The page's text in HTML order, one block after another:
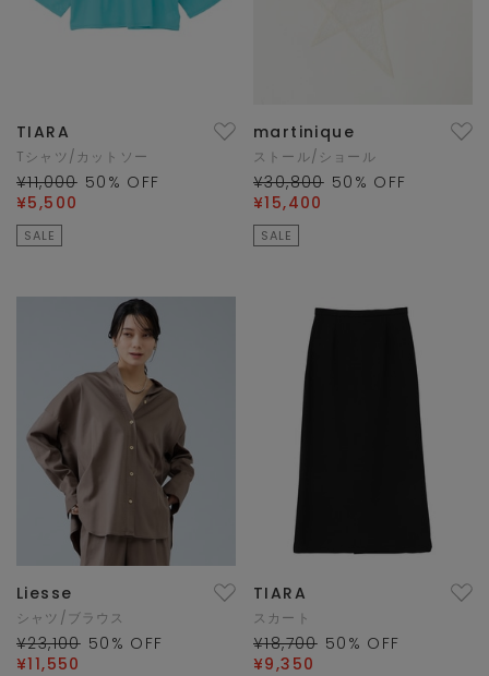
TIARA
Tシャツ/カットソー
¥11,000 50 % OFF
¥5,500
SALE
martinique
ストール/ショール
¥30,800 50 % OFF
¥15,400
SALE
Liesse
シャツ/ブラウス
¥23,100 50 % OFF
¥11,550
TIARA
スカート
¥18,700 50 % OFF
¥9,350